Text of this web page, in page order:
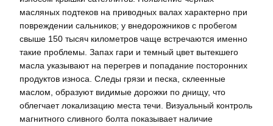
масляных подтеков на приводных валах характерно при
повреждении сальников; у внедорожников с пробегом
свыше 150 тысяч километров чаще встречаются именно
такие проблемы. Запах гари и темный цвет вытекшего
масла указывают на перегрев и попадание посторонних
продуктов износа. Следы грязи и песка, склеенные
маслом, образуют видимые дорожки по днищу, что
облегчает локализацию места течи. Визуальный контроль
магнитного сливного болта показывает наличие